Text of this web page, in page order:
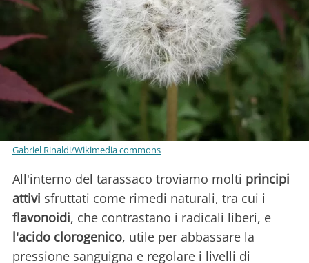
Gabriel Rinaldi/Wikimedia commons
All'interno del tarassaco troviamo molti principi
attivi sfruttati come rimedi naturali, tra cui i
flavonoidi, che contrastano i radicali liberi, e
l'acido clorogenico, utile per abbassare la
pressione sanguigna e regolare i livelli di